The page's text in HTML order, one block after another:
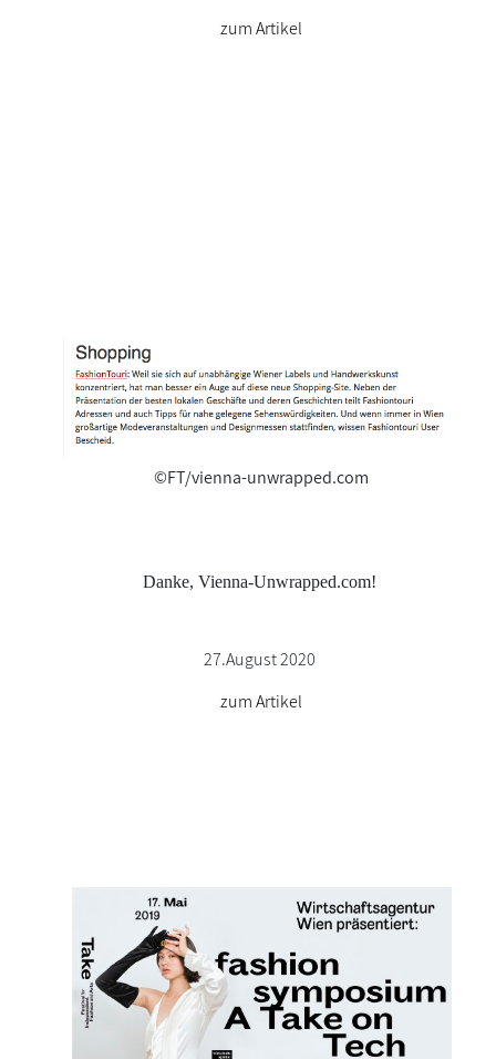
zum Artikel
©FT/vienna-unwrapped.com
Danke, Vienna-Unwrapped.com!
27.August 2020
zum Artikel